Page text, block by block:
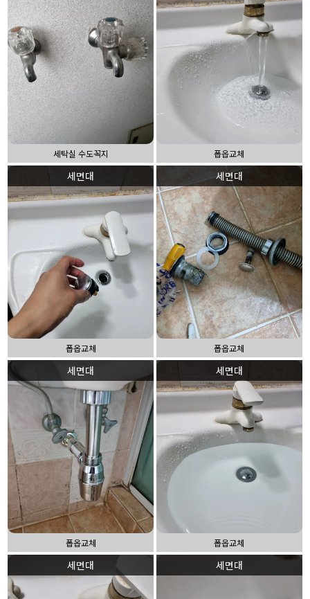
세탁실 수도꼭지 폽옵교체
세면대
폽옵교체
세면대
폽옵교체
세면대
폽옵교체
세면대
폽옵교체
세면대 세면대